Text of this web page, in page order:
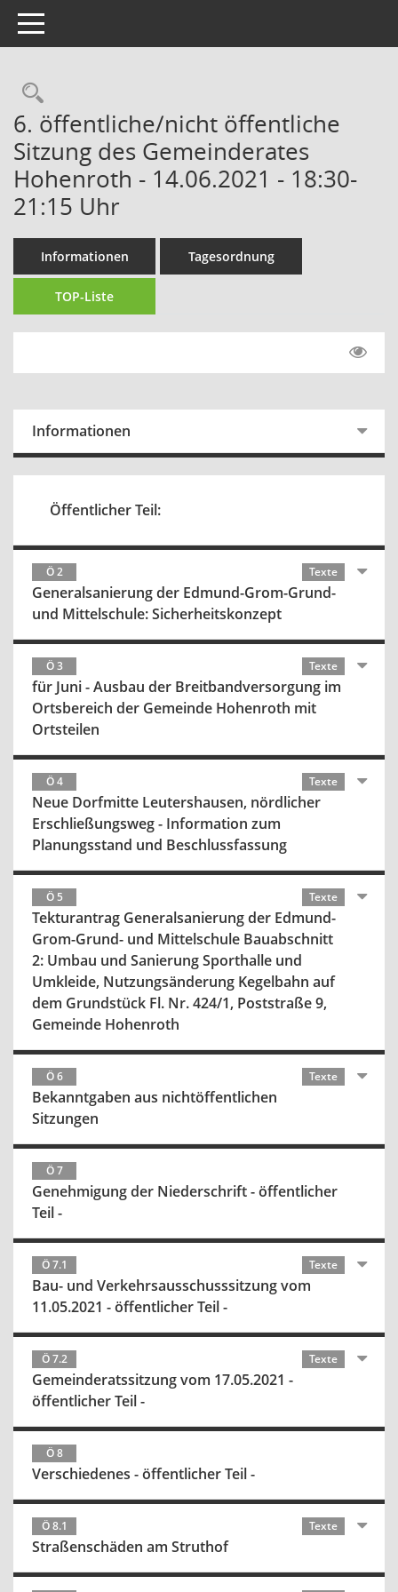
Toggle navigation
Rechercheauswahl
6. öffentliche/nicht öffentliche
Sitzung des Gemeinderates
Hohenroth - 14.06.2021 - 18:30-
21:15 Uhr
Informationen Tagesordnung
TOP-Liste
Informationen
Öffentlicher Teil:
Ö 2 Texte
Generalsanierung der Edmund-Grom-Grund-
und Mittelschule: Sicherheitskonzept
Ö 3 Texte
für Juni - Ausbau der Breitbandversorgung im
Ortsbereich der Gemeinde Hohenroth mit
Ortsteilen
Ö 4 Texte
Neue Dorfmitte Leutershausen, nördlicher
Erschließungsweg - Information zum
Planungsstand und Beschlussfassung
Ö 5 Texte
Tekturantrag Generalsanierung der Edmund-
Grom-Grund- und Mittelschule Bauabschnitt
2: Umbau und Sanierung Sporthalle und
Umkleide, Nutzungsänderung Kegelbahn auf
dem Grundstück Fl. Nr. 424/1, Poststraße 9,
Gemeinde Hohenroth
Ö 6 Texte
Bekanntgaben aus nichtöffentlichen
Sitzungen
Ö 7
Genehmigung der Niederschrift - öffentlicher
Teil -
Ö 7.1 Texte
Bau- und Verkehrsausschusssitzung vom
11.05.2021 - öffentlicher Teil -
Ö 7.2 Texte
Gemeinderatssitzung vom 17.05.2021 -
öffentlicher Teil -
Ö 8
Verschiedenes - öffentlicher Teil -
Ö 8.1 Texte
Straßenschäden am Struthof